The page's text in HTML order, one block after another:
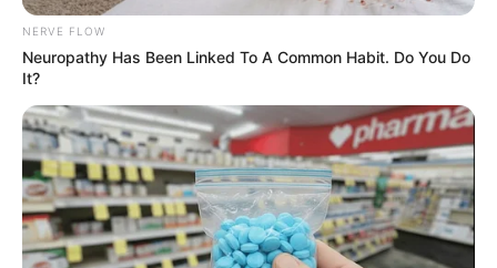
NERVE FLOW
Neuropathy Has Been Linked To A Common Habit. Do You Do
It?